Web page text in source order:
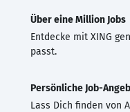
Über eine Million Jobs
Entdecke mit XING
passt.
Persönliche Job-
Lass Dich finden von